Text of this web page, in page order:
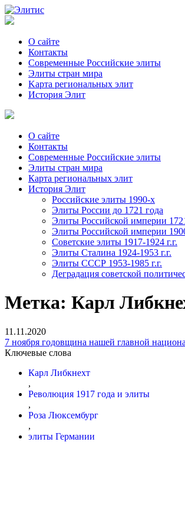
О сайте
Контакты
Современные Российские элиты
Элиты стран мира
Kартa региональных элит
История Элит
О сайте
Контакты
Современные Российские элиты
Элиты стран мира
Картa региональных элит
История Элит
Российские элиты 1990-х
Элиты России до 1721 года
Элиты Российской империи
Элиты Российской империи
Советские элиты 1917-1924 г.г.
Элиты Сталина 1924-1953 г.г.
Элиты СССР 1953-1985 г.г.
Деградация советской
Метка: Карл
11.11.2020
7 ноября годовщина нашей главной
Ключевые слова
Карл Либкнехт
,
Революция 1917 года и элиты
,
Роза Люксембург
,
элиты Германии